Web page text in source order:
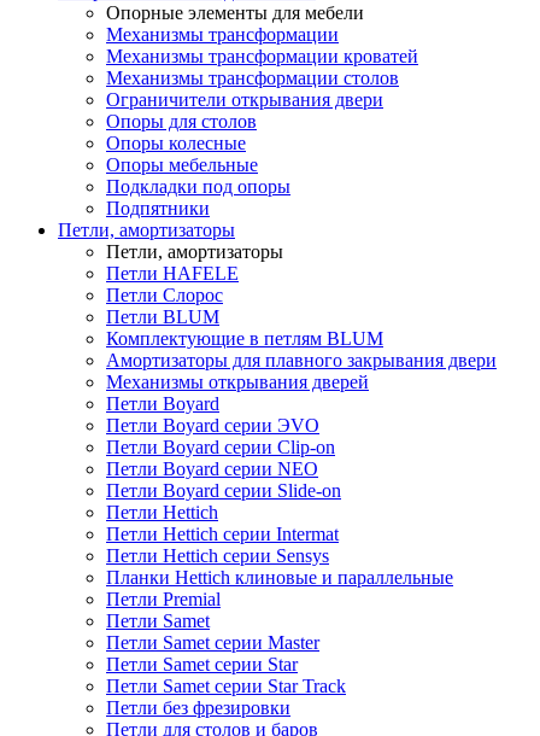
Опорные элементы для мебели
Механизмы трансформации
Механизмы трансформации кроватей
Механизмы трансформации столов
Ограничители открывания двери
Опоры для столов
Опоры колесные
Опоры мебельные
Подкладки под опоры
Подпятники
Петли, амортизаторы
Петли, амортизаторы
Петли HAFELE
Петли Слорос
Петли BLUM
Комплектующие в петлям BLUM
Амортизаторы для плавного закрывания двери
Механизмы открывания дверей
Петли Boyard
Петли Boyard серии ЭVO
Петли Boyard серии Clip-on
Петли Boyard серии NEO
Петли Boyard серии Slide-on
Петли Hettich
Петли Hettich серии Intermat
Петли Hettich серии Sensys
Планки Hettich клиновые и параллельные
Петли Premial
Петли Samet
Петли Samet серии Master
Петли Samet серии Star
Петли Samet серии Star Track
Петли без фрезировки
Петли для столов и баров